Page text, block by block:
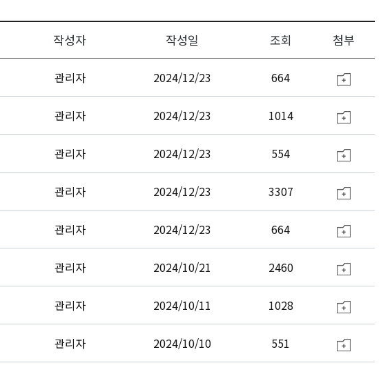
구성원 참여·소통
중장기발전계획
작성자 작성일 조회 첨부
관리자 2024/12/23 664
관리자 2024/12/23 1014
관리자 2024/12/23 554
관리자 2024/12/23 3307
관리자 2024/12/23 664
관리자 2024/10/21 2460
관리자 2024/10/11 1028
관리자 2024/10/10 551